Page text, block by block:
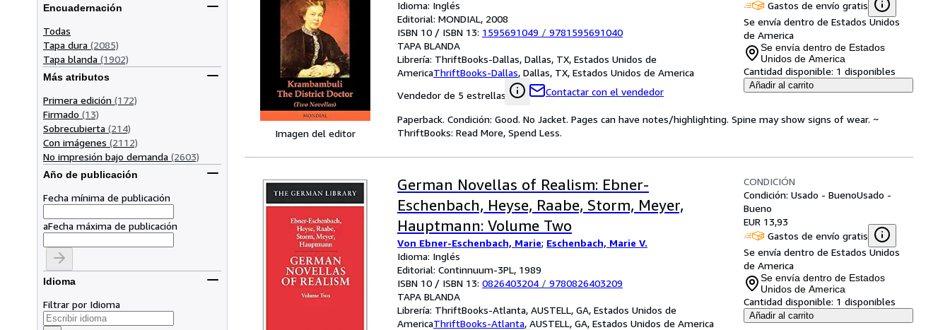
Encuadernación
Todas
Tapa dura (2085)
Tapa blanda (1902)
Más atributos
Primera edición (172)
Firmado (13)
Sobrecubierta (214)
Con imágenes (2112)
No impresión bajo demanda (2603)
Año de publicación
Fecha mínima de publicación
aFecha máxima de publicación
Idioma
Filtrar por Idioma
Imagen del editor
Idioma: Inglés
Editorial: MONDIAL, 2008
ISBN 10 / ISBN 13: 1595691049 / 9781595691040
TAPA BLANDA
Librería: ThriftBooks-Dallas, Dallas, TX, Estados Unidos de
AmericaThriftBooks-Dallas, Dallas, TX, Estados Unidos de America
Vendedor de 5 estrellas
Contactar con el vendedor
Gastos de envío gratis
Se envía dentro de Estados Unidos
de America
Se envía dentro de Estados
Unidos de America
Cantidad disponible: 1 disponibles
Añadir al carrito
Paperback. Condición: Good. No Jacket. Pages can have notes/highlighting. Spine may show signs of wear. ~
ThriftBooks: Read More, Spend Less.
German Novellas of Realism: Ebner-
Eschenbach, Heyse, Raabe, Storm, Meyer,
Hauptmann: Volume Two
Von Ebner-Eschenbach, Marie; Eschenbach, Marie V.
Idioma: Inglés
Editorial: Continnuum-3PL, 1989
ISBN 10 / ISBN 13: 0826403204 / 9780826403209
TAPA BLANDA
Librería: ThriftBooks-Atlanta, AUSTELL, GA, Estados Unidos de
AmericaThriftBooks-Atlanta, AUSTELL, GA, Estados Unidos de America
CONDICIÓN
Condición: Usado - BuenoUsado -
Bueno
EUR 13,93
Gastos de envío gratis
Se envía dentro de Estados Unidos
de America
Se envía dentro de Estados
Unidos de America
Cantidad disponible: 1 disponibles
Añadir al carrito